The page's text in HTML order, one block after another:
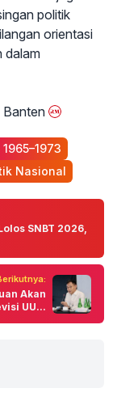
politik
orientasi
dalam
Banten
1965–1973
Nasional
SNBT 2026,
Akan
UU...